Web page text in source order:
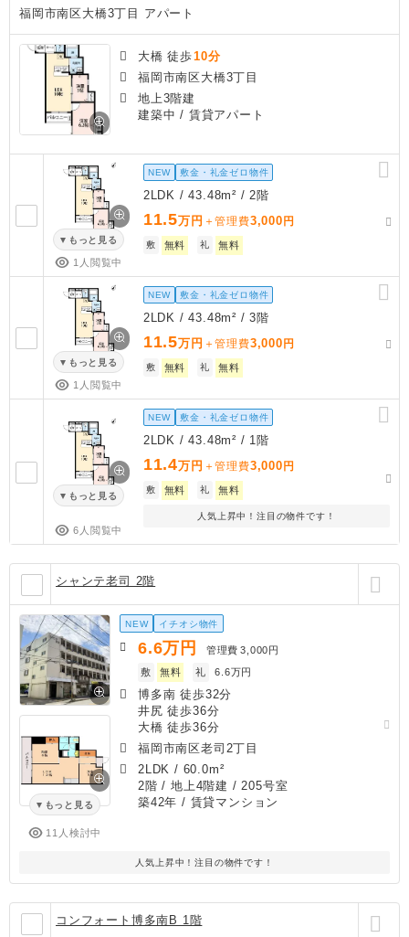
福岡市南区大橋3丁目 アパート
大橋 徒歩10分
福岡市南区大橋3丁目
地上3階建
建築中 / 賃貸アパート
もっと見る
1人閲覧中
NEW 敷金・礼金ゼロ物件
2LDK / 43.48m² / 2階
11.5万円 ＋管理費3,000 円
敷 無料 礼 無料
もっと見る
1人閲覧中
NEW 敷金・礼金ゼロ物件
2LDK / 43.48m² / 3階
11.5万円 ＋管理費3,000 円
敷 無料 礼 無料
もっと見る
6人閲覧中
NEW 敷金・礼金ゼロ物件
2LDK / 43.48m² / 1階
11.4万円 ＋管理費3,000 円
敷 無料 礼 無料
人気上昇中！注目の物件です！
シャンテ老司 2階
もっと見る
11人検討中
NEW イチオシ物件
6.6万円 管理費 3,000円
敷
無料 礼 6.6万円
博多南 徒歩32分
井尻 徒歩36分
大橋 徒歩36分
福岡市南区老司2丁目
2LDK / 60.0m²
2階 / 地上4階建 / 205号室
築42年 / 賃貸マンション
人気上昇中！注目の物件です！
コンフォート博多南B 1階